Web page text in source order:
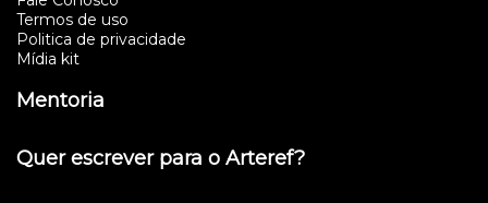
Termos de uso
Politica de privacidade
Mídia kit
Mentoria
Quer escrever para o Arteref?